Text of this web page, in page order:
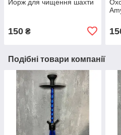
Йорж для чищення шахти
150 ₴
Подібні товари компанії